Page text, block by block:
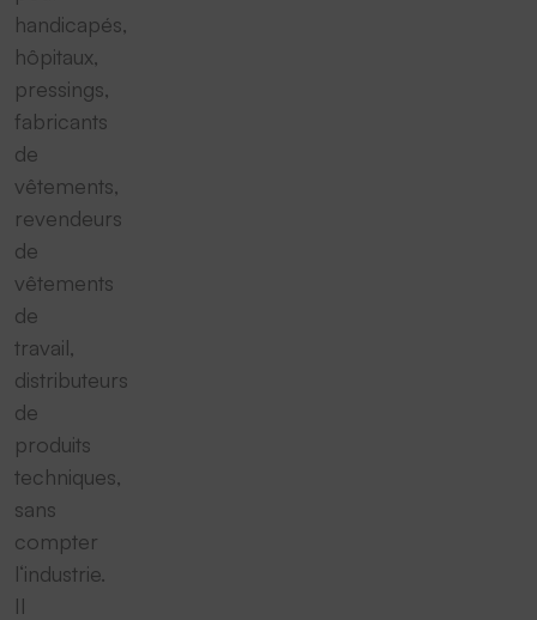
handicapés,
hôpitaux,
pressings,
fabricants
de
vêtements,
revendeurs
de
vêtements
de
travail,
distributeurs
de
produits
techniques,
sans
compter
l‘industrie.
Il